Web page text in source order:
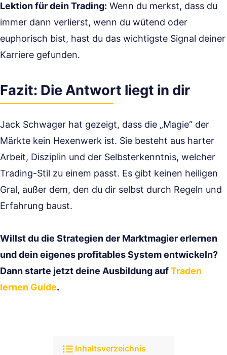
Lektion für dein Trading: Wenn du merkst, dass du
immer dann verlierst, wenn du wütend oder
euphorisch bist, hast du das wichtigste Signal deiner
Karriere gefunden.
Fazit: Die Antwort liegt in dir
Jack Schwager hat gezeigt, dass die „Magie“ der
Märkte kein Hexenwerk ist. Sie besteht aus harter
Arbeit, Disziplin und der Selbsterkenntnis, welcher
Trading-Stil zu einem passt. Es gibt keinen heiligen
Gral, außer dem, den du dir selbst durch Regeln und
Erfahrung baust.
Willst du die Strategien der Marktmagier erlernen
und dein eigenes profitables System entwickeln?
Dann starte jetzt deine Ausbildung aufTraden
lernen Guide.
Inhaltsverzeichnis